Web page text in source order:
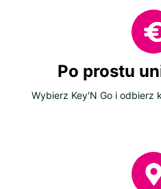
Po prostu
Wybierz Key'N Go i odbierz